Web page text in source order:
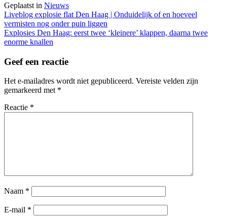
Geplaatst in Nieuws
Berichtnavigatie
Liveblog explosie flat Den Haag | Onduidelijk of en hoeveel
vermisten nog onder puin liggen
Explosies Den Haag: eerst twee ‘kleinere’ klappen, daarna twee
enorme knallen
Geef een reactie
Het e-mailadres wordt niet gepubliceerd. Vereiste velden zijn
gemarkeerd met *
Reactie *
Naam *
E-mail *